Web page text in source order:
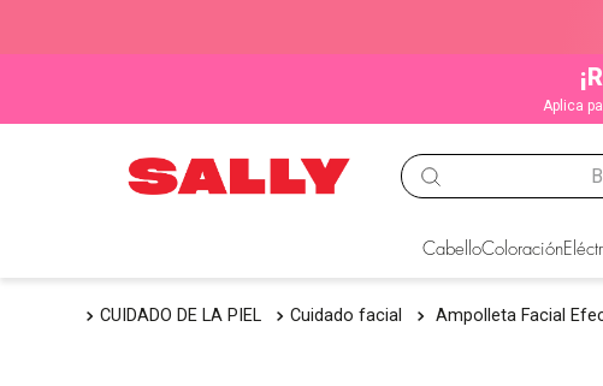
Aplica
CabelloColoración
CUIDADO DE LA PIEL Cuidado facial Ampolleta Facial
TÉRMINOS MÁS BUSCADOS
2. igora